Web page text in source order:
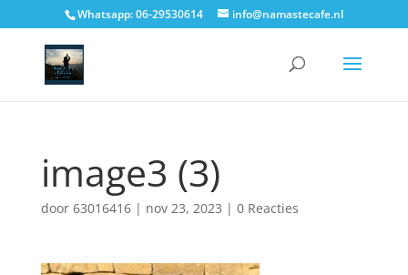
Whatsapp: 06-29530614 info@namastecafe.nl
image3 (3)
door 63016416| nov 23, 2023 | 0 Reacties